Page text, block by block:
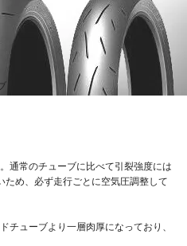
通常のチューブに比べて引裂強度には
め、必ず走行ごとに空気圧調整して
チューブより一層肉厚になっており、